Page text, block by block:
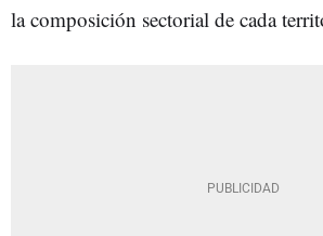
la composición sectorial de cada